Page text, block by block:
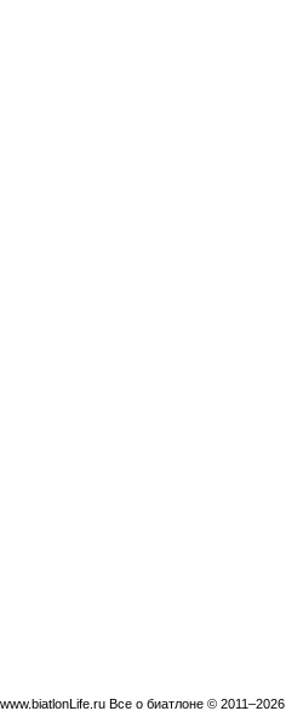
www.biatlonLife.ru Все о биатлоне © 2011–2026